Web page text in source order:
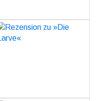
zu »Die Larve«